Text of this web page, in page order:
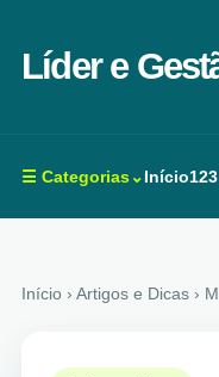
Líder e
☰ Categorias⌄Início123
Início › Artigos e Dicas ›